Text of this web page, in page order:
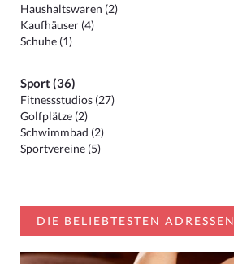
Haushaltswaren (2)
Kaufhäuser (4)
Schuhe (1)
Sport (36)
Fitnessstudios (27)
Golfplätze (2)
Schwimmbad (2)
Sportvereine (5)
DIE BELIEBTESTEN ADRESSEN